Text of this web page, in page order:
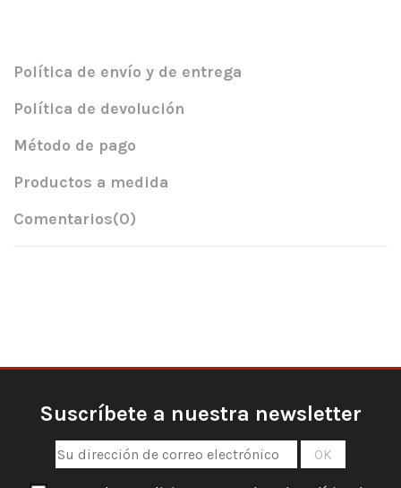
Política de envío y de entrega
Política de devolución
Método de pago
Productos a medida
Comentarios(0)
Suscríbete a nuestra newsletter